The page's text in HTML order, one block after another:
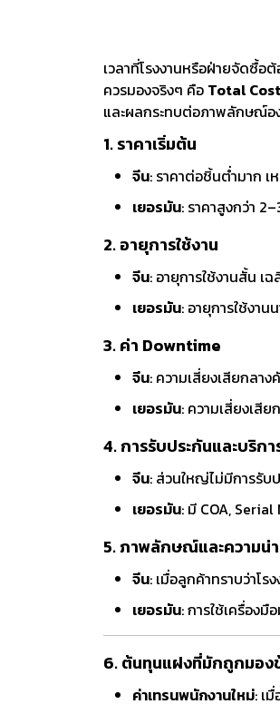
เวลาที่โรงงานหรือฝ่ายจัดซื้อ
ควรมองจริงๆ คือ Total
และผลกระทบต่อภาพลักษณ์อ
1. ราคาเริ่มต้น
จีน: ราคาต่อชิ้นต่ำมาก เ
เยอรมัน: ราคาสูงกว่า
2. อายุการใช้งาน
จีน: อายุการใช้งานสั้น เ
เยอรมัน: อายุการใช้งา
3. ค่า Downtime
จีน: ความเสี่ยงเสียกลา
เยอรมัน: ความเสี่ยงเสี
4. การรับประกันและบริก
จีน: ส่วนใหญ่ไม่มีการรับ
เยอรมัน: มี COA,
5. ภาพลักษณ์และความน่
จีน: เมื่อลูกค้าทราบว่าโ
เยอรมัน: การใช้เครื่อง
6. ต้นทุนแฝงที่มักถูกมอง
ค่าเทรนพนักงานใหม่: เ